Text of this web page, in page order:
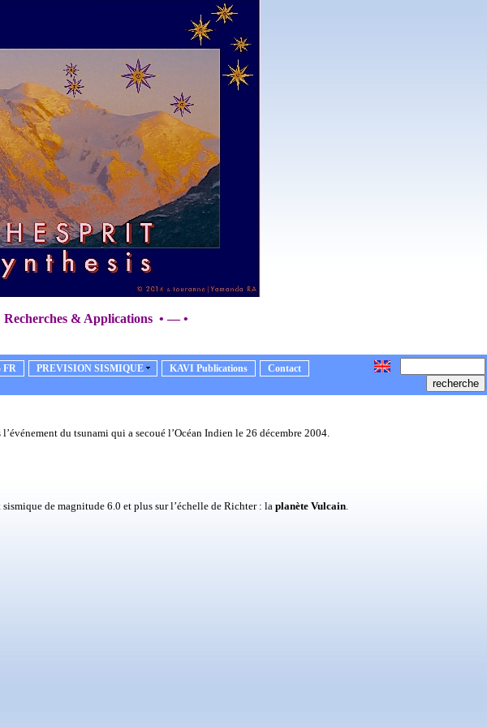
Recherches & Applications • — •
FR PREVISION SISMIQUE KAVI Publications
Contact
du tsunami qui a secoué l’Océan Indien le 26 décembre 2004.
de magnitude 6.0 et plus sur l’échelle de Richter : la planète Vulcain.